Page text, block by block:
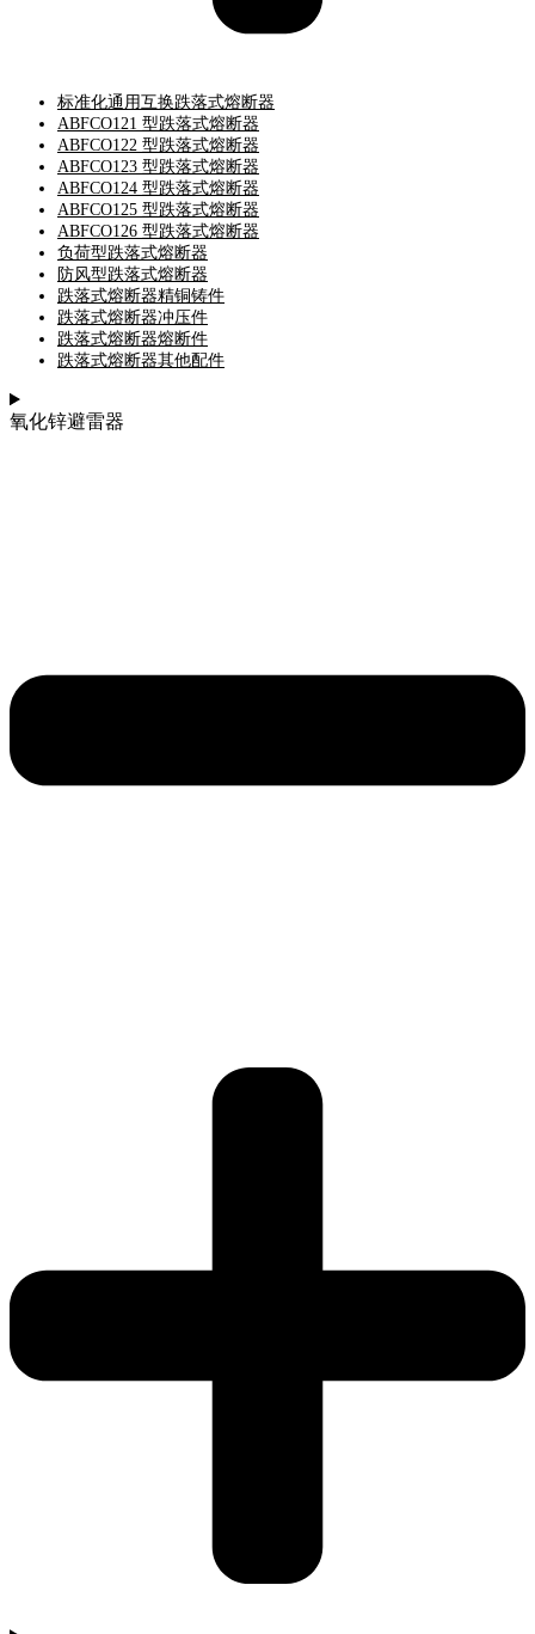
标准化通用互换跌落式熔断器
ABFCO121 型跌落式熔断器
ABFCO122 型跌落式熔断器
ABFCO123 型跌落式熔断器
ABFCO124 型跌落式熔断器
ABFCO125 型跌落式熔断器
ABFCO126 型跌落式熔断器
负荷型跌落式熔断器
防风型跌落式熔断器
跌落式熔断器精铜铸件
跌落式熔断器冲压件
跌落式熔断器熔断件
跌落式熔断器其他配件
氧化锌避雷器